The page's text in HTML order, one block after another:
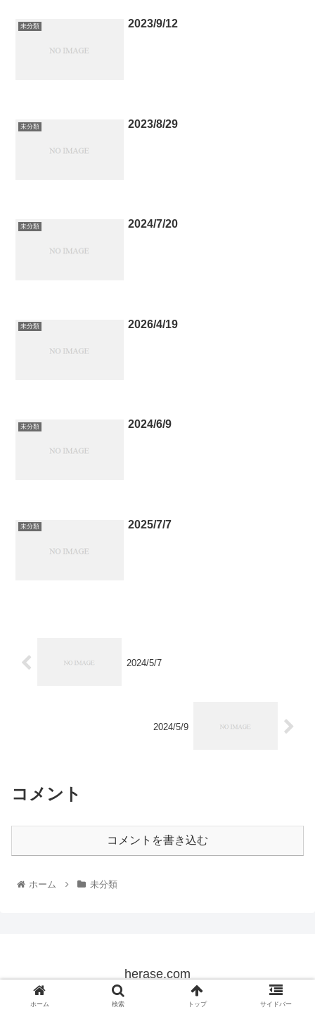
未分類 2023/9/12
未分類 2023/8/29
未分類 2024/7/20
未分類 2026/4/19
未分類 2024/6/9
未分類 2025/7/7
2024/5/7
2024/5/9
コメント
コメントを書き込む
ホーム 未分類
herase.com
© 2022 herase.com.
ホーム 検索 トップ サイドバー